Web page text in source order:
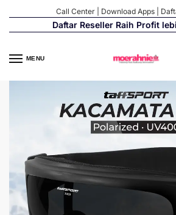
Call Center Download Apps
Daftar Reseller Raih Profit
MENU